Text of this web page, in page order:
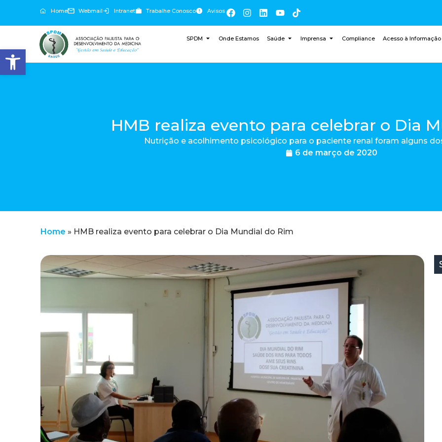
Abrir a barra de ferramentas
Home Webmail Intranet Trabalhe Conosco Avisos
SPDM Onde Estamos Saúde Imprensa Compliance Acesso à Informação
HMB realiza evento para celebrar o Dia
Nutrição e acolhimento psicológico para o paciente renal foram alguns
6 de março de 2020
Home » HMB realiza evento para celebrar o Dia Mundial do Rim